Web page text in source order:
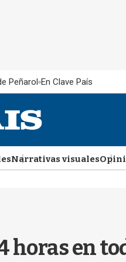
Peñarol En Clave País
Narrativas visuales
horas en